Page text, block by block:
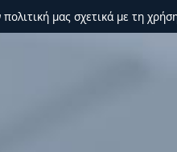
μας σχετικά με τη